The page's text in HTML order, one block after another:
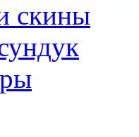
скины